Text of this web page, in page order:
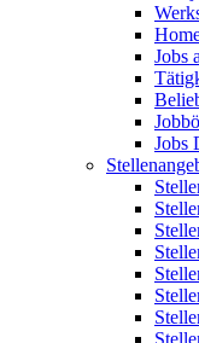
Jobs
Jobs